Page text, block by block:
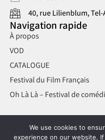
Navigation rapide
À propos
VOD
CATALOGUE
Festival du Film Français
Oh Là Là – Festival de
40, rue Lilienblum, Tel-
edencinema © 2025 |
We use cookies to
experience on our website.